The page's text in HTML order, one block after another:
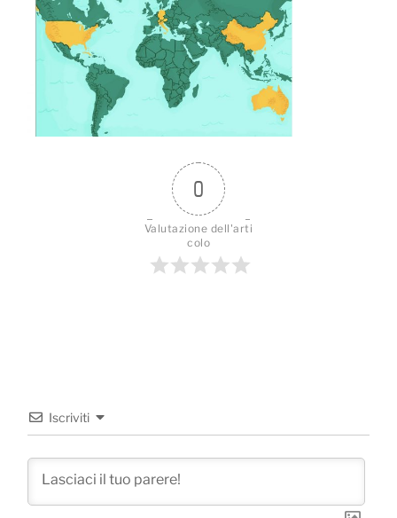
0
Valutazione dell'arti
colo
Iscriviti